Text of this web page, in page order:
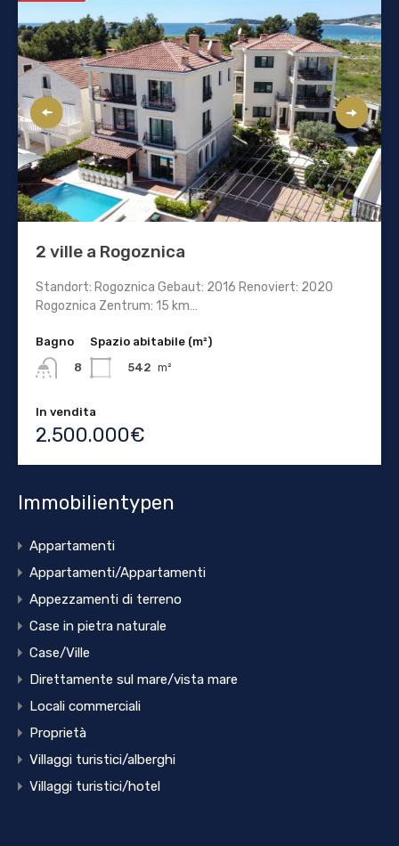
2 ville a Rogoznica
Standort: Rogoznica Gebaut: 2016 Renoviert: 2020
Rogoznica Zentrum: 15 km…
Bagno
8
Spazio abitabile (m²)
542 m²
In vendita
2.500.000€
Immobilientypen
Appartamenti
Appartamenti/Appartamenti
Appezzamenti di terreno
Case in pietra naturale
Case/Ville
Direttamente sul mare/vista mare
Locali commerciali
Proprietà
Villaggi turistici/alberghi
Villaggi turistici/hotel